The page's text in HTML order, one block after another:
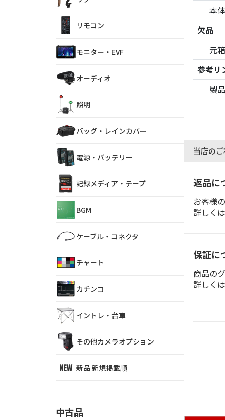
本
欠品
元
参考リ
製
当店の
返品に
お客様
詳しく
保証に
商品の
詳しく
リモコン
モニター・EVF
オーディオ
照明
バッグ・レインカバー
電源・バッテリー
記録メディア・テープ
BGM
ケーブル・コネクタ
チャート
カチンコ
イントレ・台車
その他カメラオプション
新品 新規掲載順
中古品